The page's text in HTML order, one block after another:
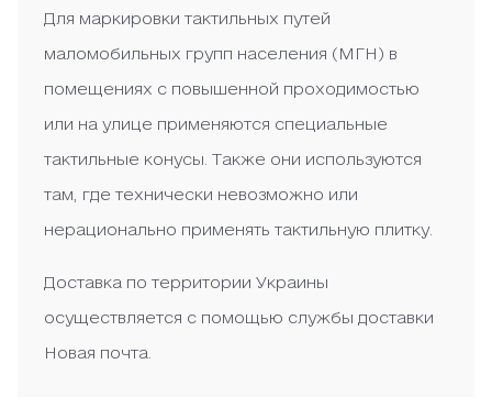
Для маркировки тактильных путей
маломобильных групп населения (МГН) в
помещениях с повышенной проходимостью
или на улице применяются специальные
тактильные конусы. Также они используются
там, где технически невозможно или
нерационально применять тактильную плитку.
Доставка по территории Украины
осуществляется с помощью службы доставки
Новая почта.